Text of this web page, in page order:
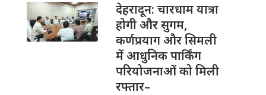
देहरादून: चारधाम यात्रा
होगी और सुगम,
कर्णप्रयाग और सिमली
में आधुनिक पार्किंग
परियोजनाओं को मिली
रफ्तार–